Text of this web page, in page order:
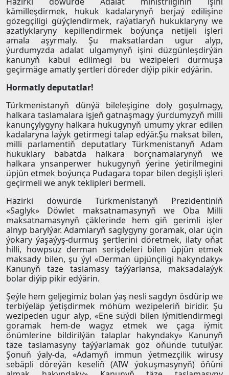
kämilleşdirmek, hukuk kadalarynyň berjaý edilişine
gözegçiligi güýçlendirmek, raýatlaryň hukuklaryny we
azatlyklaryny kepillendirmek boýunça netijeli işleri
amala aşyrmaly. Şu maksatlardan ugur alyp,
ýurdumyzda adalat ulgamynyň işini düzgünleşdirýän
kanunyň kabul edilmegi bu wezipeleri durmuşa
geçirmäge amatly şertleri döreder diýip pikir edýärin.
Hormatly deputatlar!
Türkmenistanyň dünýä bileleşigine doly goşulmagy,
halkara taslamalara işjeň gatnaşmagy ýurdumyzyň milli
kanunçylygyny halkara hukugynyň umumy ykrar edilen
kadalaryna laýyk getirmegi talap edýär.Şu maksat bilen,
milli parlamentiň deputatlary Türkmenistanyň Adam
hukuklary babatda halkara borçnamalarynyň we
halkara ynsanperwer hukugynyň ýerine ýetirilmegini
üpjün etmek boýunça Pudagara topar bilen degişli işleri
geçirmeli we anyk teklipleri bermeli.
Häzirki döwürde Türkmenistanyň Prezidentiniň
«Saglyk» Döwlet maksatnamasynyň we Oba Milli
maksatnamasynyň çäklerinde hem giň gerimli işler
alnyp barylýar. Adamlaryň saglygyny goramak, olar üçin
ýokary ýaşaýyş-durmuş şertlerini döretmek, ilaty oňat
hilli, howpsuz derman serişdeleri bilen üpjün etmek
maksady bilen, şu ýyl «Derman üpjünçiligi hakyndaky»
Kanunyň täze taslamasy taýýarlansa, maksadalaýyk
bolar diýip pikir edýärin.
Şeýle hem geljegimiz bolan ýaş nesli sagdyn ösdürip we
terbiýeläp ýetişdirmek möhüm wezipeleriň biridir. Şu
wezipeden ugur alyp, «Ene süýdi bilen iýmitlendirmegi
goramak hem-de wagyz etmek we çaga iýmit
önümlerine bildirilýän talaplar hakyndaky» Kanunyň
täze taslamasyny taýýarlamak göz öňünde tutulýar.
Şonuň ýaly-da, «Adamyň immun ýetmezçilik wirusy
sebäpli döreýän keseliň (AIW ýokuşmasynyň) öňüni